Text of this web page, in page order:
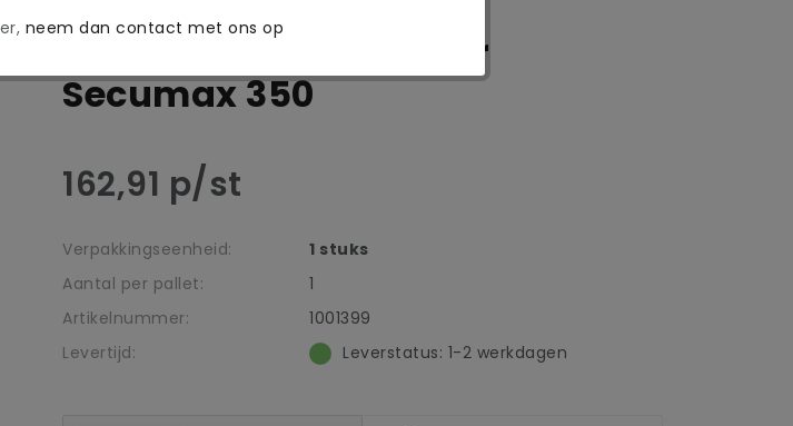
Veiligheidsmes Martor
Secumax 350
162,91 p/st
Verpakkingseenheid:
1 stuks
Aantal per pallet:
1
Artikelnummer:
1001399
Levertijd:
Leverstatus: 1-2 werkdagen
neem dan contact met ons op